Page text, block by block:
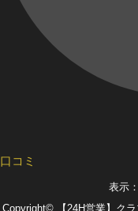
口コミ
表示
Copyright©
【24H営業】ク